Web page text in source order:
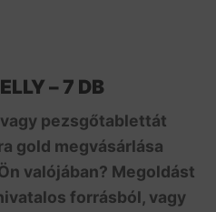
– 7 DB
pezsgőtablettát
gold megvásárlása
valójában? Megoldást
forrásból, vagy